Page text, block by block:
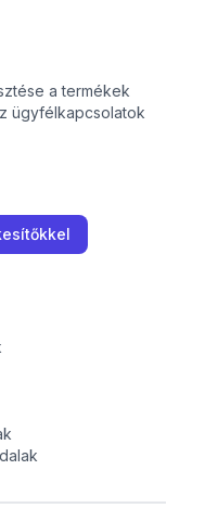
a termékek
ügyfélkapcsolatok